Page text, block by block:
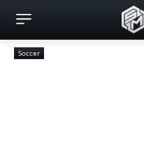
Soccer